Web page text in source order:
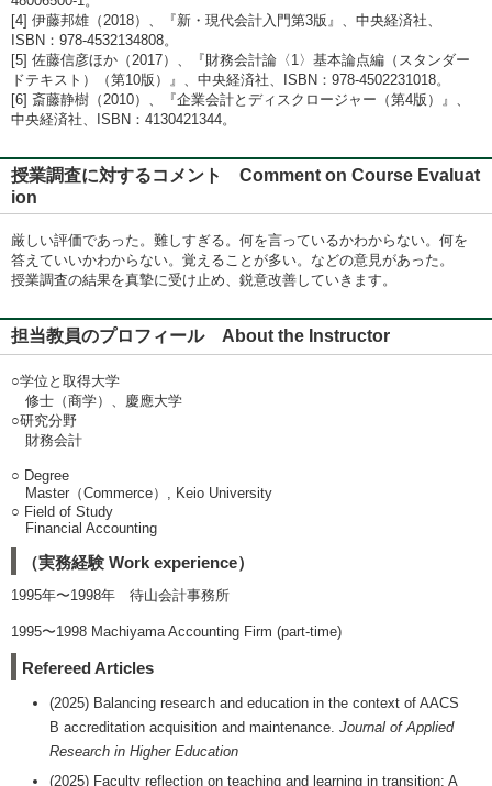
[4] 伊藤邦雄（2018）、『新・現代会計入門第3版』、中央経済社、
ISBN：978-4532134808。
[5] 佐藤信彦ほか（2017）、『財務会計論〈1〉基本論点編（スタンダー
ドテキスト）（第10版）』、中央経済社、ISBN：978-4502231018。
[6] 斎藤静樹（2010）、『企業会計とディスクロージャー（第4版）』、
中央経済社、ISBN：4130421344。
授業調査に対するコメント Comment on Course Evaluat
ion
厳しい評価であった。難しすぎる。何を言っているかわからない。何を
答えていいかわからない。覚えることが多い。などの意見があった。
授業調査の結果を真摯に受け止め、鋭意改善していきます。
担当教員のプロフィール About the Instructor
○学位と取得大学
修士（商学）、慶應大学
○研究分野
財務会計
○ Degree
Master（Commerce）, Keio University
○ Field of Study
Financial Accounting
（実務経験 Work experience）
1995年〜1998年 待山会計事務所
1995〜1998 Machiyama Accounting Firm (part-time)
Refereed Articles
(2025) Balancing research and education in the context of AACS
B accreditation acquisition and maintenance. Journal of Applied
Research in Higher Education
(2025) Faculty reflection on teaching and learning in transition: A